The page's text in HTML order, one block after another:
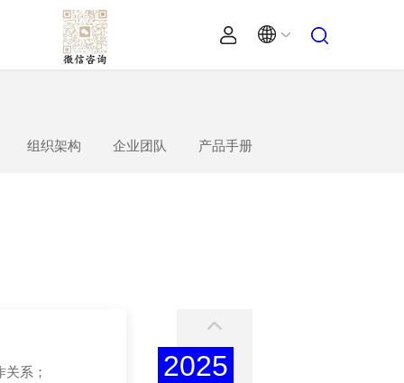
组织架构 企业团队 产品手册
2025
系；